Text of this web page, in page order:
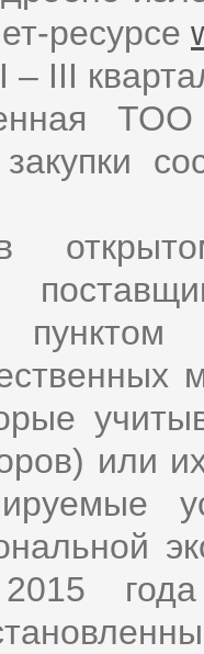
ресурсе
– III
ТОО
или